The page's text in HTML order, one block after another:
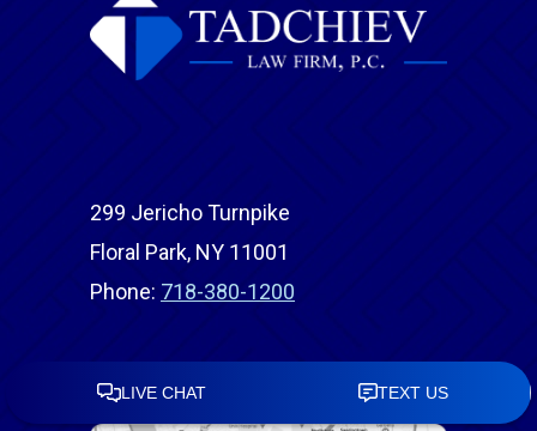
299 Jericho Turnpike
Floral Park, NY 11001
Phone: 718-380-1200